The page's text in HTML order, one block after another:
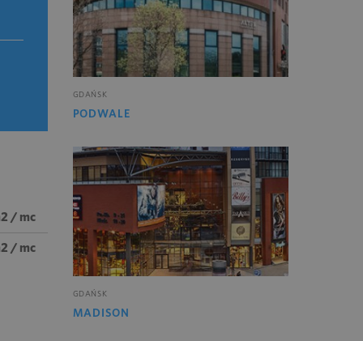
/ mc
/ mc
GDAŃSK
PODWALE
GDAŃSK
MADISON